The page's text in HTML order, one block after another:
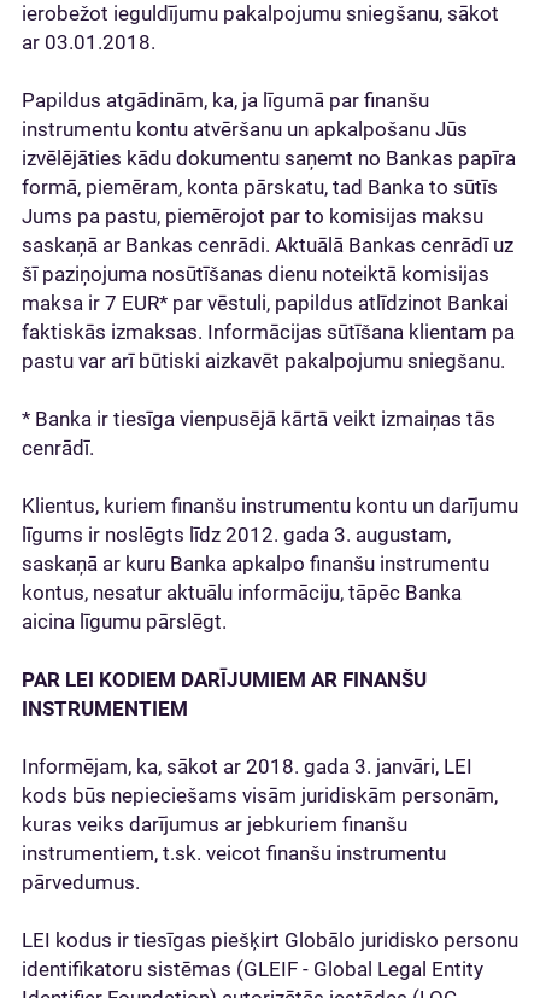
ierobežot ieguldījumu pakalpojumu sniegšanu, sākot
ar 03.01.2018.
Papildus atgādinām, ka, ja līgumā par finanšu
instrumentu kontu atvēršanu un apkalpošanu Jūs
izvēlējāties kādu dokumentu saņemt no Bankas papīra
formā, piemēram, konta pārskatu, tad Banka to sūtīs
Jums pa pastu, piemērojot par to komisijas maksu
saskaņā ar Bankas cenrādi. Aktuālā Bankas cenrādī uz
šī paziņojuma nosūtīšanas dienu noteiktā komisijas
maksa ir 7 EUR* par vēstuli, papildus atlīdzinot Bankai
faktiskās izmaksas. Informācijas sūtīšana klientam pa
pastu var arī būtiski aizkavēt pakalpojumu sniegšanu.
* Banka ir tiesīga vienpusējā kārtā veikt izmaiņas tās
cenrādī.
Klientus, kuriem finanšu instrumentu kontu un darījumu
līgums ir noslēgts līdz 2012. gada 3. augustam,
saskaņā ar kuru Banka apkalpo finanšu instrumentu
kontus, nesatur aktuālu informāciju, tāpēc Banka
aicina līgumu pārslēgt.
PAR LEI KODIEM DARĪJUMIEM AR FINANŠU
INSTRUMENTIEM
Informējam, ka, sākot ar 2018. gada 3. janvāri, LEI
kods būs nepieciešams visām juridiskām personām,
kuras veiks darījumus ar jebkuriem finanšu
instrumentiem, t.sk. veicot finanšu instrumentu
pārvedumus.
LEI kodus ir tiesīgas piešķirt Globālo juridisko personu
identifikatoru sistēmas (GLEIF - Global Legal Entity